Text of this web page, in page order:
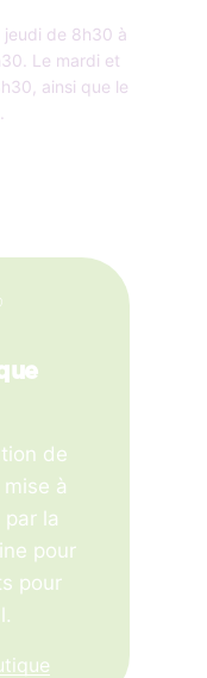
jeudi de 8h30 à
Le mardi et
ainsi que le
de
à
la
pour
pour